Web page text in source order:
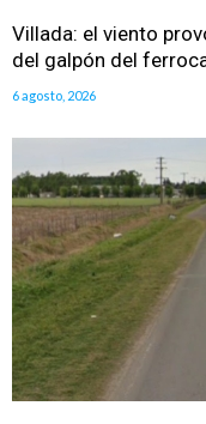
Villada: el viento
del galpón del
6 agosto, 2026